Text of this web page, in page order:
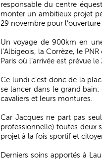
responsable du centre
monter un ambitieux projet
29 novembre pour l’ouverture
Un voyage de 900km en
l’Albigeois, la Corrèze, le
Paris où l’arrivée est prévue le
Ce lundi c’est donc de la
se lancer dans le grand
cavaliers et leurs montures.
Car Jacques ne part pas
professionnelle) toutes deux
projet à la fois sportif et
Derniers soins apportés à